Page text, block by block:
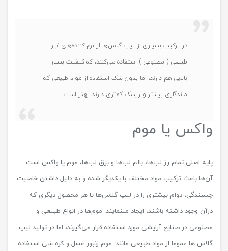
در ترکیب بسیاری از لیپ گلاس‌ها از نرم کننده‌های غیر
طبیعی ( مصنوعی ) استفاده می‌کنند، که کیفیت بسیار
بالایی هم دارند، اما بدون شک استفاده از مواد طبیعی که
ماندگاری بیشتر و ریسک کمتری دارند، بهتر است.
واکس یا موم
پایه اصلی تمام رژ لب‌ها، بالم لب‌ها و برق لب‌ها، موم یا واکس است.
آن‌ها باعث ترکیب مواد مختلف با یکدیگر شده و به دلیل داشتن خاصیت
چسبندگی، دوام بیشتری را در لیپ گلاس‌ها یا هر محصول دیگری که
درآن وجود داشته باشند، ایجاد می‎نمایند. موم‌ها در انواع طبیعی و
مصنوعی در صنایع آرایشی مورد استفاده قرار می‌گیرند، اما در تولید لیپ
گلاس ها عموما از مواد طبیعی مانند: موم زنبور عسل و کره شی استفاده